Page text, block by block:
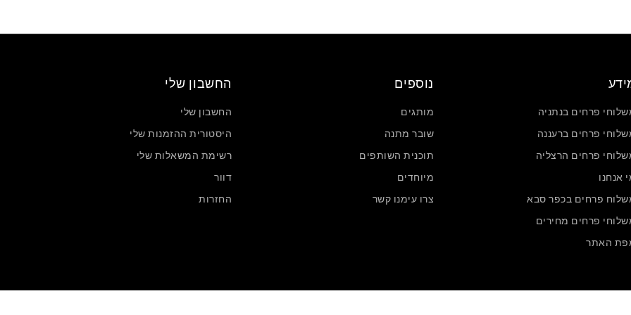
פרחים בנתניה
פרחים ברעננה
פרחים הרצליה
אנחנו
פרחים בכפר סבא
פרחים מחירים
האתר
נוספים
מותגים
שובר מתנה
תוכנית השותפים
מיוחדים
צרו עימנו קשר
החשבון שלי
החשבון שלי
היסטורית ההזמנות שלי
רשימת המשאלות שלי
דוור
החזרות